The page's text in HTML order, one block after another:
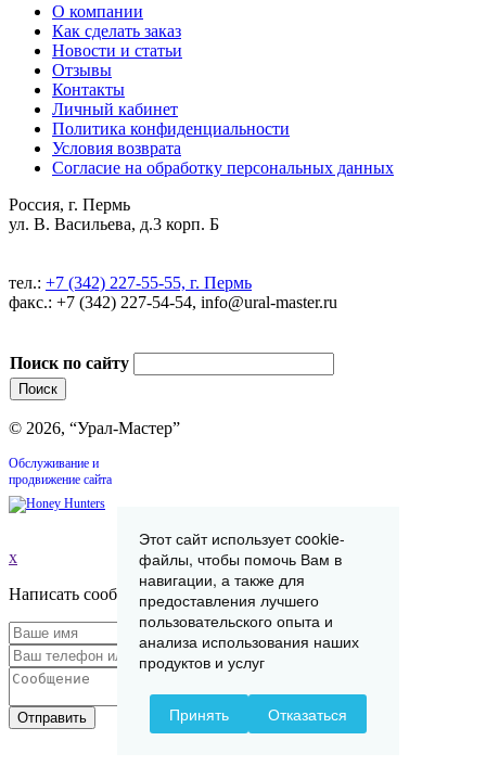
О компании
Как сделать заказ
Новости и статьи
Отзывы
Контакты
Личный кабинет
Политика конфиденциальности
Условия возврата
Согласие на обработку персональных данных
Россия, г. Пермь
ул. В. Васильева, д.3 корп. Б
тел.: +7 (342) 227-55-55, г. Пермь
факс.: +7 (342) 227-54-54, info@ural-master.ru
Поиск по сайту
© 2026, “Урал-Мастер”
Обслуживание и
продвижение сайта
x
Написать сообщение
Отправить
Этот сайт использует cookie-
файлы, чтобы помочь Вам в
навигации, а также для
предоставления лучшего
пользовательского опыта и
анализа использования наших
продуктов и услуг
Принять Отказаться